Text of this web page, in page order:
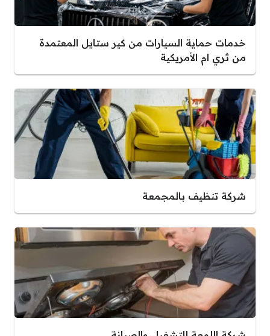
خدمات حماية السيارات من كير ستايل المعتمدة
من ثري ام الأمريكية
شركة تنظيف بالمجمعة